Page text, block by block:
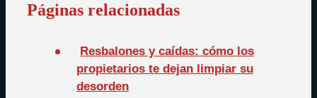
Páginas relacionadas
Resbalones y caídas: cómo los
propietarios te dejan limpiar su
desorden